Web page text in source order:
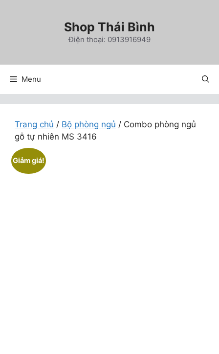
Shop Thái Bình
Điện thoại: 0913916949
Menu
Trang chủ / Bộ phòng ngủ / Combo phòng ngủ
gỗ tự nhiên MS 3416
Giảm giá!